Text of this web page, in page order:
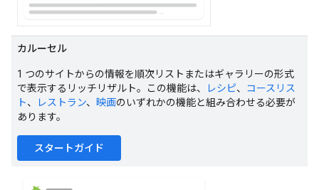
カルーセル
1 つのサイトからの情報を順次リストまたはギャラリーの形式
で表示するリッチリザルト。この機能は、
レシピ、 コースリス
ト、 レストラン、 映画のいずれかの機能と組み合わせる必要が
あります。
スタートガイド